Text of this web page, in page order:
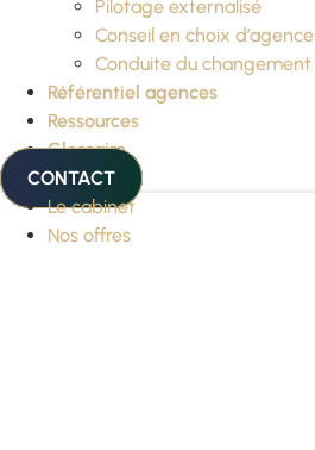
Pilotage externalisé
Conseil en choix d’agence
Conduite du changement
Référentiel agences
Ressources
Glossaire
CONTACT
Le cabinet
Nos offres